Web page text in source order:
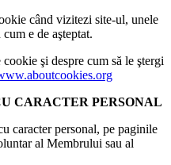
când vizitezi site-ul, unele
e de aşteptat.
şi despre cum să le ştergi
CARACTER PERSONAL
caracter personal, pe paginile
al Membrului sau al